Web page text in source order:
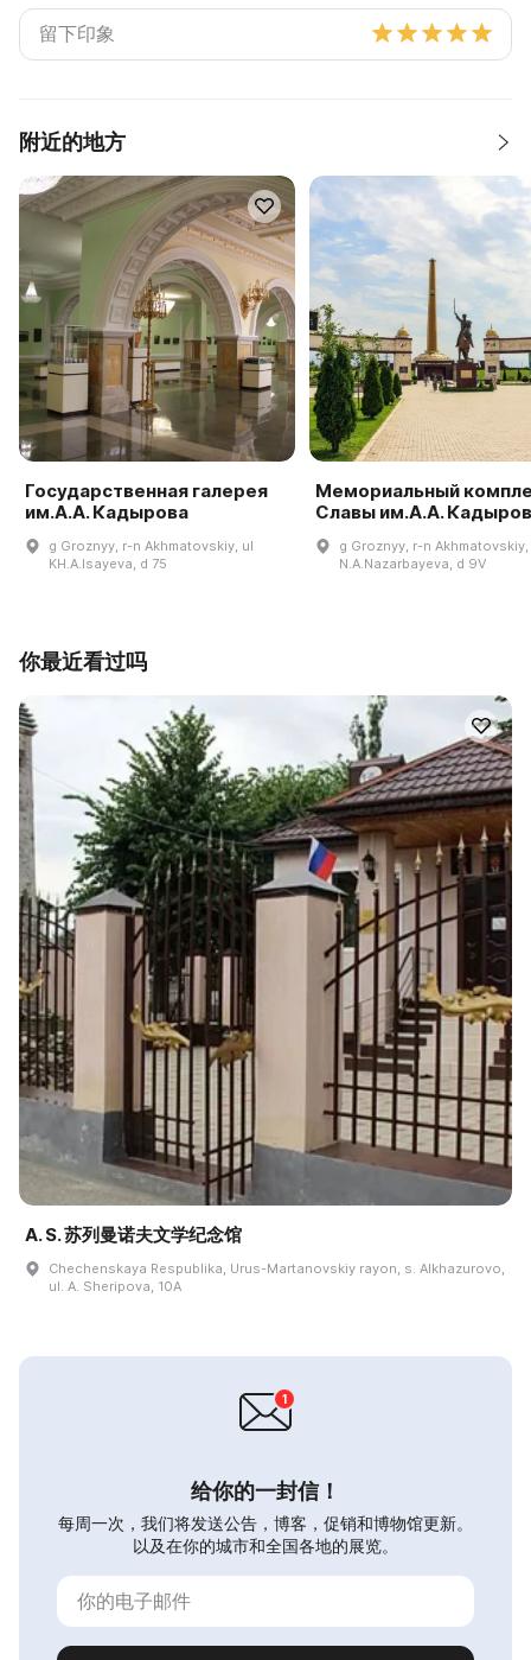
附近的地方
Государственная галерея
им.А.А. Кадырова
g Groznyy, r-n Akhmatovskiy, ul
KH.A.Isayeva, d 75
Мемориальный
Славы им.А.А.
g Groznyy, r-n
N.A.Nazarbayeva, d 9V
你最近看过吗
A. S. 苏列曼诺夫文学纪念馆
Chechenskaya Respublika, Urus-Martanovskiy rayon, s. Alkhazurovo,
ul. A. Sheripova, 10A
给你的一封信！
每周一次，我们将发送公告，博客，促销和博物馆更新。
以及在你的城市和全国各地的展览。